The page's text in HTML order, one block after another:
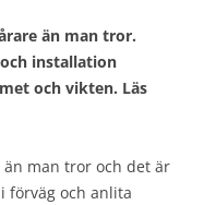
än man tror.
installation
och vikten. Läs
än man tror och det är
förväg och anlita